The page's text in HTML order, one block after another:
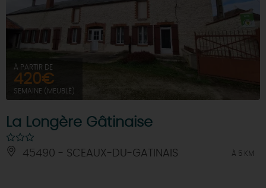
À PARTIR DE
420€
SEMAINE (MEUBLÉ)
La Longère Gâtinaise
45490 - SCEAUX-DU-GATINAIS À 5 KM